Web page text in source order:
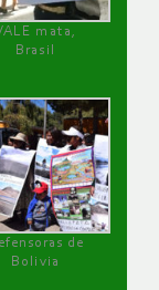
mata,
Brasil
de
Bolivia